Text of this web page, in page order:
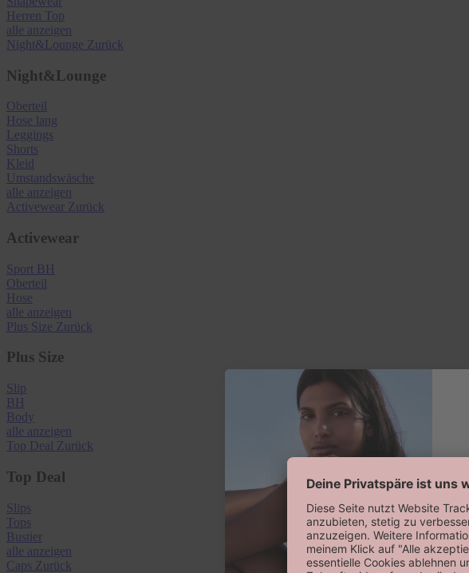
Herren Top
alle anzeigen
Night&Lounge Zurück
Night&Lounge
Oberteil
Hose lang
Leggings
Shorts
Kleid
Umstandswäsche
alle anzeigen
Activewear Zurück
Activewear
Sport BH
Oberteil
Hose
alle anzeigen
Plus Size Zurück
Plus Size
Slip
BH
Body
alle anzeigen
Top Deal Zurück
Top Deal
Slips
Tops
Bustier
alle anzeigen
Caps Zurück